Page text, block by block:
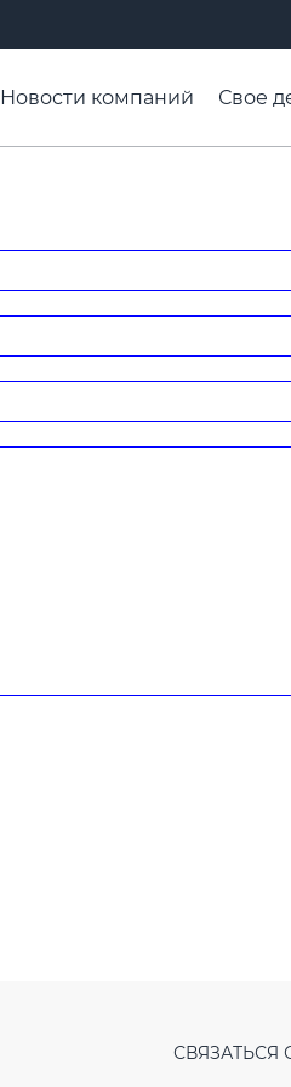
Новости компаний
Свое
СВЯЗАТЬСЯ